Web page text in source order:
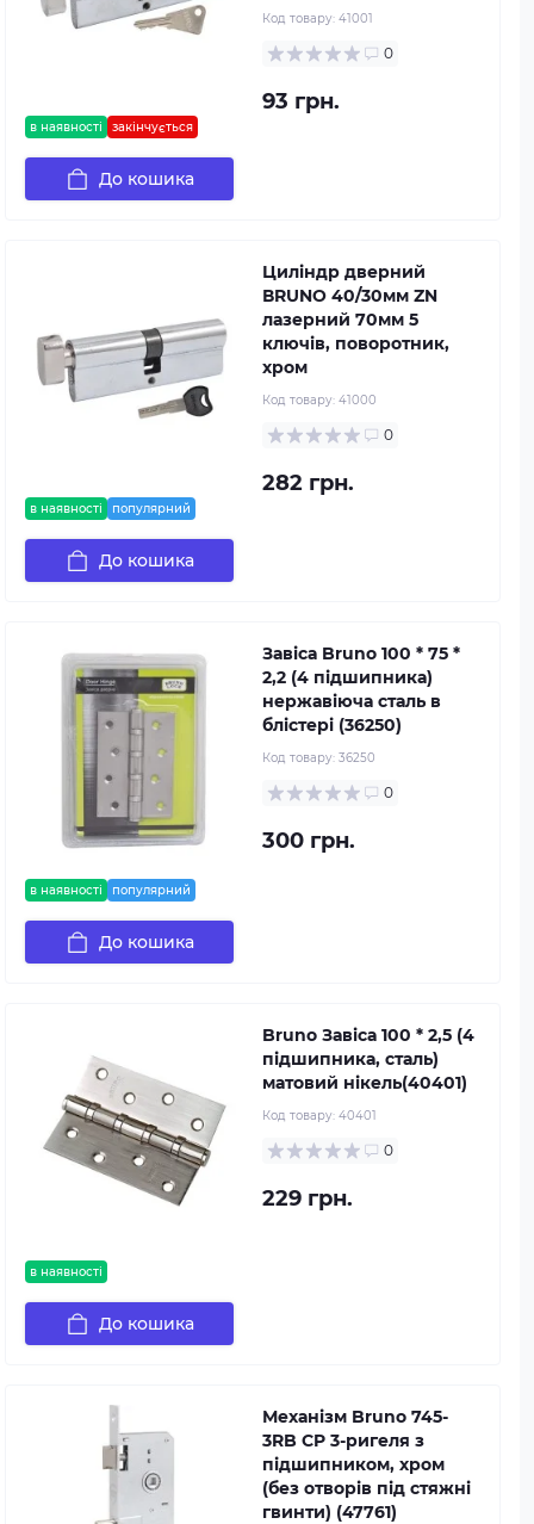
в наявності закінчується
Код товару: 41001
0
93 грн.
До кошика
в наявності популярний
Циліндр дверний
ВRUNO 40/30мм ZN
лазерний 70мм 5
ключів, поворотник,
хром
Код товару: 41000
0
282 грн.
До кошика
в наявності популярний
Завіса Bruno 100 * 75 *
2,2 (4 підшипника)
нержавіюча сталь в
блістері (36250)
Код товару: 36250
0
300 грн.
До кошика
в наявності
Bruno Завіса 100 * 2,5 (4
підшипника, сталь)
матовий нікель(40401)
Код товару: 40401
0
229 грн.
До кошика
Механізм Bruno 745-
3RB CP 3-ригеля з
підшипником, хром
(без отворів під стяжні
гвинти) (47761)